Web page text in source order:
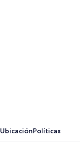
UbicaciónPolíticas